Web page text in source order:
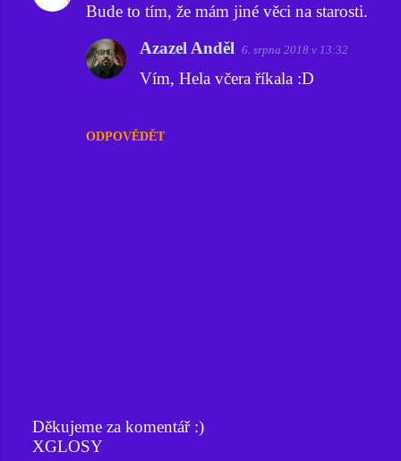
Bude to tím, že mám jiné věci na starosti.
ODPOVĚDĚT
Azazel Anděl 6. srpna 2018 v 13:32
Vím, Hela včera říkala :D
O
Děkujeme za komentář :)
XGLOSY